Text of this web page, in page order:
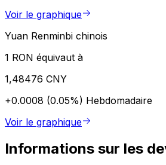
Voir le graphique
Yuan Renminbi chinois
1 RON équivaut à
1,48476 CNY
+0.0008 (0.05%) Hebdomadaire
Voir le graphique
Informations sur les